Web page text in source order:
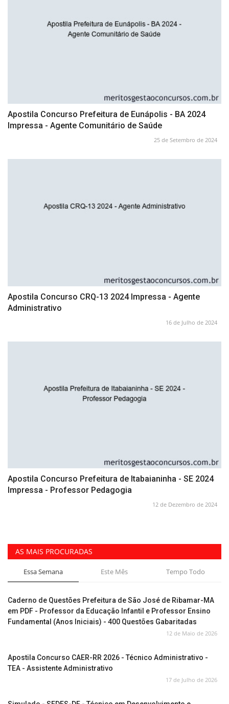
Apostila Concurso Prefeitura de Eunápolis - BA 2024
Impressa - Agente Comunitário de Saúde
25 de Setembro de 2024
Apostila Concurso CRQ-13 2024 Impressa - Agente
Administrativo
16 de Julho de 2024
Apostila Concurso Prefeitura de Itabaianinha - SE 2024
Impressa - Professor Pedagogia
12 de Dezembro de 2024
AS MAIS PROCURADAS
Essa Semana Este Mês Tempo Todo
Caderno de Questões Prefeitura de São José de Ribamar-MA
em PDF - Professor da Educação Infantil e Professor Ensino
Fundamental (Anos Iniciais) - 400 Questões Gabaritadas
12 de Maio de 2026
Apostila Concurso CAER-RR 2026 - Técnico Administrativo -
TEA - Assistente Administrativo
17 de Julho de 2026